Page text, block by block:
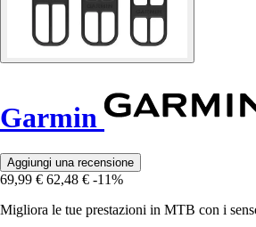
Garmin
Aggiungi una recensione
69,99 € 62,48 € -11%
Migliora le tue prestazioni in MTB con i